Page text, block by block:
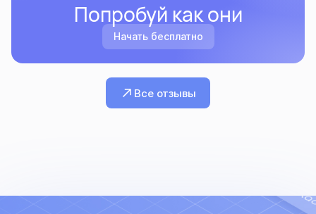
Попробуй как они
Начать бесплатно
Все отзывы